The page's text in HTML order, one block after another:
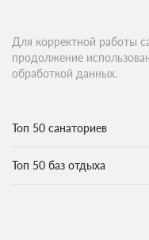
Топ 50 санаториев
Топ 50 баз отдыха
Для корректной работы
продолжение
обработкой данных.